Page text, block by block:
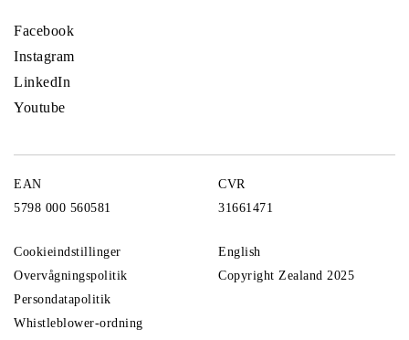
Facebook
Instagram
LinkedIn
Youtube
EAN
5798 000 560581
CVR
31661471
Cookieindstillinger
Overvågningspolitik
Persondatapolitik
Whistleblower-ordning
English
Copyright Zealand 2025